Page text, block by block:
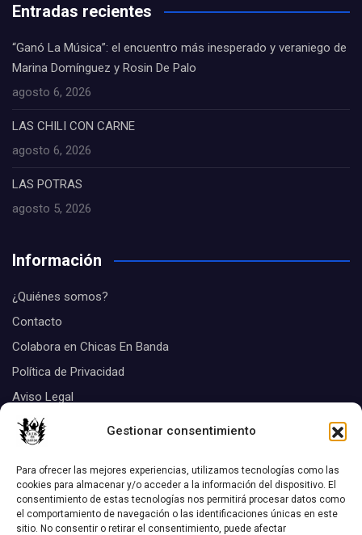
Gestionar consentimiento
Para ofrecer las mejores experiencias, utilizamos tecnologías como las
cookies para almacenar y/o acceder a la información del dispositivo. El
consentimiento de estas tecnologías nos permitirá procesar datos como
el comportamiento de navegación o las identificaciones únicas en este
sitio. No consentir o retirar el consentimiento, puede afectar
Entradas recientes
“Ganó La Música”: el encuentro más inesperado y veraniego de
Marina Domínguez y Rosin De Palo
agosto 6, 2026
LAS CHILI CON CARNE
agosto 6, 2026
LAS POTRAS
agosto 5, 2026
Información
¿Quiénes somos?
Contacto
Colabora en Chicas En Banda
Política de Privacidad
Aviso Legal
Suscribirse
Tags
Aquel disco Biografias chicas Listas